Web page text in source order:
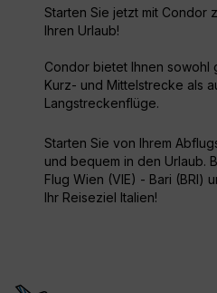
Starten Sie jetzt mit Condor
Ihren Urlaub!
Condor bietet Ihnen sowohl
Kurz- und Mittelstrecke als
Langstreckenflüge.
Starten Sie von Ihrem
und bequem in den Urlaub.
Flug Wien (VIE) - Bari (BRI)
Ihr Reiseziel Italien!